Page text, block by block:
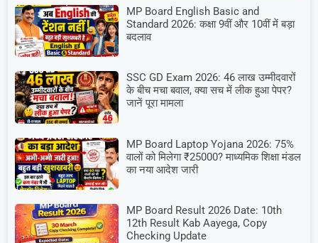
MP Board English Basic and
Standard 2026: कक्षा 9वीं और 10वीं में बड़ा
बदलाव
SSC GD Exam 2026: 46 लाख उम्मीदवारों
के बीच मचा बवाल, क्या सच में लीक हुआ पेपर?
जानें पूरा मामला
MP Board Laptop Yojana 2026: 75%
वालों को मिलेगा ₹25000? माध्यमिक शिक्षा मंडल
का नया आदेश जारी
MP Board Result 2026 Date: 10th
12th Result Kab Aayega, Copy
Checking Update